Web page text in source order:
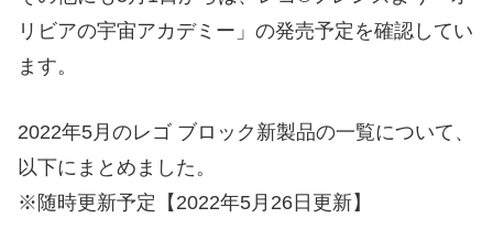
リビアの宇宙アカデミー」の発売予定を確認してい
ます。
2022年5月のレゴ ブロック新製品の一覧について、
以下にまとめました。
※随時更新予定【2022年5月26日更新】